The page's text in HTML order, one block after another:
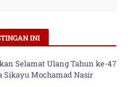
INI
Selamat Ulang Tahun ke-47
Sikayu Mochamad Nasir